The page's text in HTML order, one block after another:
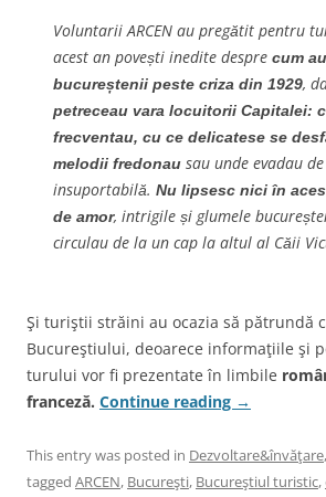
Voluntarii ARCEN au pregătit pentru
acest an povești inedite despre cum
bucureștenii peste criza din 1929,
petreceau vara locuitorii Capitalei:
frecventau, cu ce delicatese se
melodii fredonau sau unde evadau
insuportabilă. Nu lipsesc nici în
de amor, intrigile și glumele
circulau de la un cap la altul al Căii
Şi turiştii străini au ocazia să pătrundă
Bucureştiului, deoarece informaţiile şi
turului vor fi prezentate în limbile
franceză. Continue reading →
This entry was posted in Dezvoltare&învăţare,
tagged ARCEN, Bucureşti, Bucureştiul turistic,